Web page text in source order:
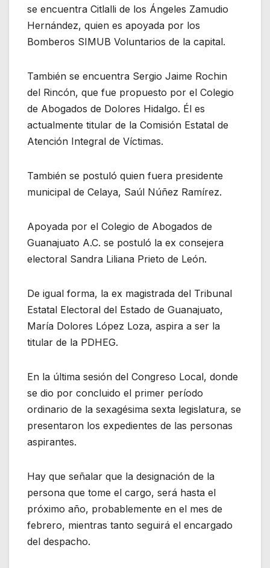
se encuentra Citlalli de los Ángeles Zamudio
Hernández, quien es apoyada por los
Bomberos SIMUB Voluntarios de la capital.
También se encuentra Sergio Jaime Rochin
del Rincón, que fue propuesto por el Colegio
de Abogados de Dolores Hidalgo. Él es
actualmente titular de la Comisión Estatal de
Atención Integral de Víctimas.
También se postuló quien fuera presidente
municipal de Celaya, Saúl Núñez Ramírez.
Apoyada por el Colegio de Abogados de
Guanajuato A.C. se postuló la ex consejera
electoral Sandra Liliana Prieto de León.
De igual forma, la ex magistrada del Tribunal
Estatal Electoral del Estado de Guanajuato,
María Dolores López Loza, aspira a ser la
titular de la PDHEG.
En la última sesión del Congreso Local, donde
se dio por concluido el primer período
ordinario de la sexagésima sexta legislatura, se
presentaron los expedientes de las personas
aspirantes.
Hay que señalar que la designación de la
persona que tome el cargo, será hasta el
próximo año, probablemente en el mes de
febrero, mientras tanto seguirá el encargado
del despacho.